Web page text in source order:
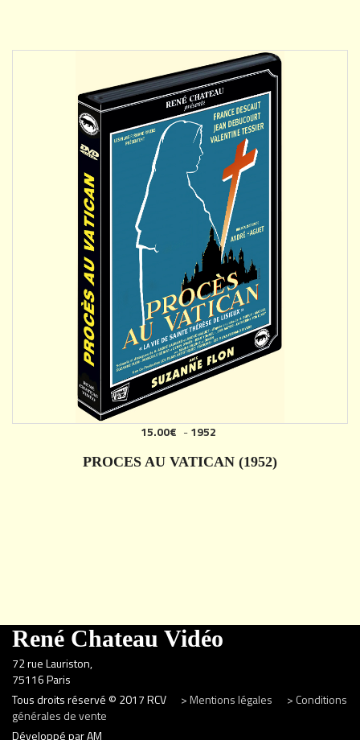
15.00€ -1952
PROCES AU VATICAN (1952)
René Chateau Vidéo
72 rue Lauriston,
75116 Paris
Tous droits réservé © 2017 RCV > Mentions légales
> Conditions
générales de vente
Développé par AM